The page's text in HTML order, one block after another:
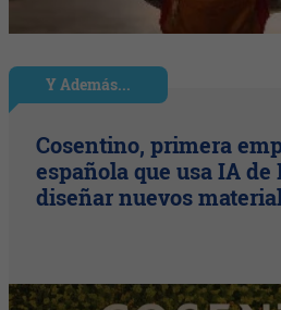
Y Además...
Cosentino, primera
española que usa IA
diseñar nuevos